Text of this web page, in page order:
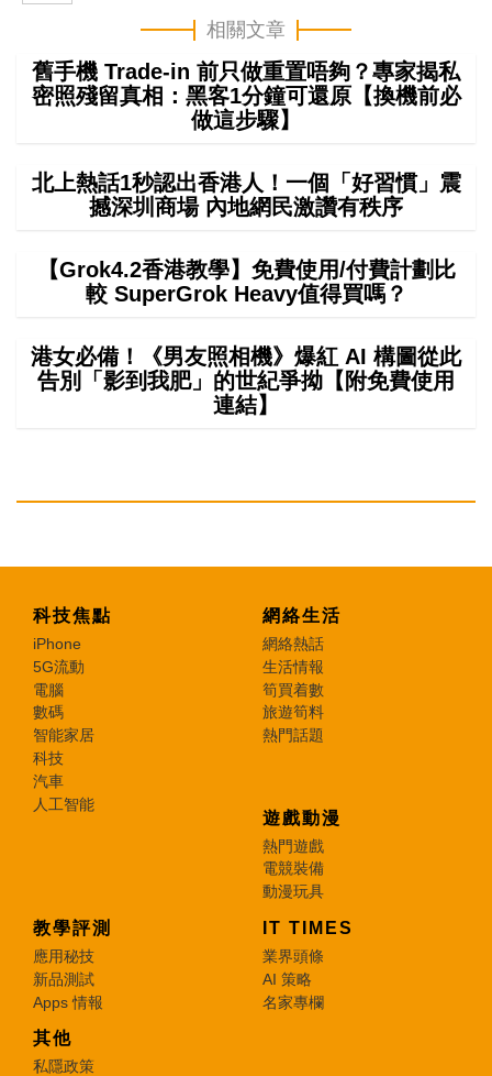
相關文章
舊手機 Trade-in 前只做重置唔夠？專家揭私
密照殘留真相：黑客1分鐘可還原【換機前必
做這步驟】
北上熱話1秒認出香港人！一個「好習慣」震
撼深圳商場 內地網民激讚有秩序
【Grok4.2香港教學】免費使用/付費計劃比
較 SuperGrok Heavy值得買嗎？
港女必備！《男友照相機》爆紅 AI 構圖從此
告別「影到我肥」的世紀爭拗【附免費使用
連結】
科技焦點
iPhone
5G流動
電腦
數碼
智能家居
科技
汽車
人工智能
網絡生活
網絡熱話
生活情報
筍買着數
旅遊筍料
熱門話題
遊戲動漫
熱門遊戲
電競裝備
動漫玩具
教學評測
應用秘技
新品測試
Apps 情報
IT TIMES
業界頭條
AI 策略
名家專欄
其他
私隱政策